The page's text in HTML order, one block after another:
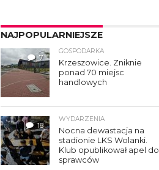
NAJPOPULARNIEJSZE
7
GOSPODARKA
Krzeszowice. Zniknie
ponad 70 miejsc
handlowych
18
WYDARZENIA
Nocna dewastacja na
stadionie LKS Wolanki.
Klub opublikował apel do
sprawców